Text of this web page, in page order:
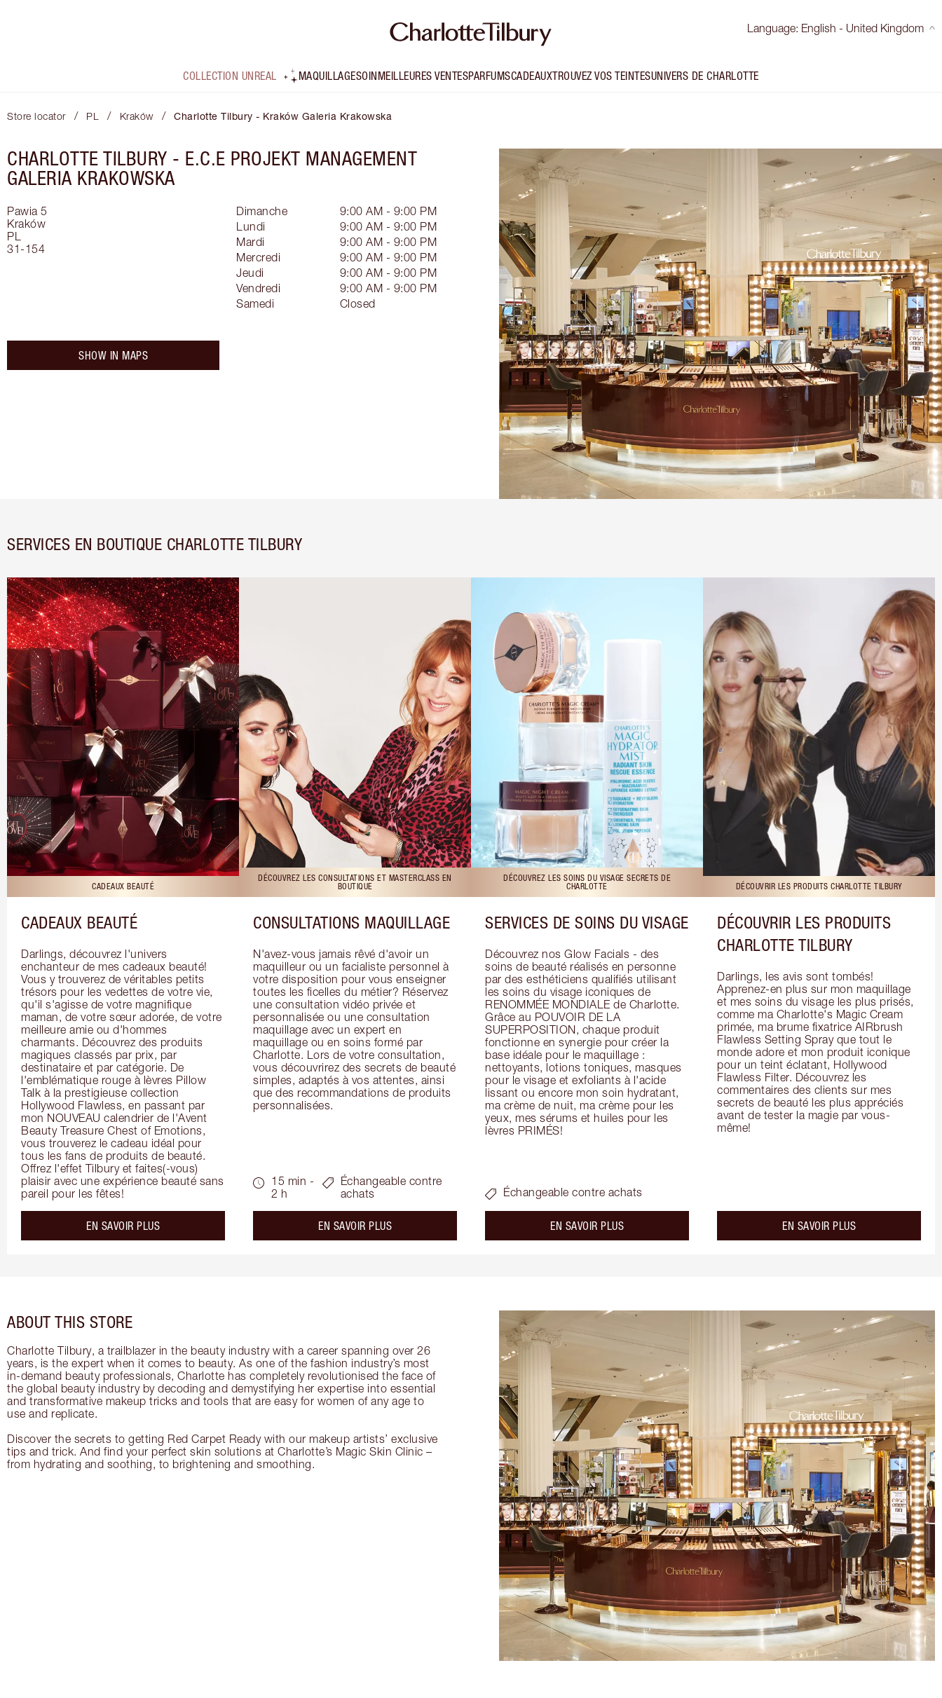
Language: English - United Kingdom
COLLECTION UNREAL MAQUILLAGESOINMEILLEURES VENTESPARFUMSCADEAUXTROUVEZ VOS TEINTESUNIVERS DE CHARLOTTE
Store locator / PL / Kraków / Charlotte Tilbury - Kraków Galeria Krakowska
CHARLOTTE TILBURY - E.C.E PROJEKT MANAGEMENT
GALERIA KRAKOWSKA
Pawia 5
Kraków
PL
31-154
Dimanche
9:00 AM - 9:00 PM
Lundi
9:00 AM - 9:00 PM
Mardi
9:00 AM - 9:00 PM
Mercredi
9:00 AM - 9:00 PM
Jeudi
9:00 AM - 9:00 PM
Vendredi
9:00 AM - 9:00 PM
Samedi
Closed
SHOW IN MAPS
SERVICES EN BOUTIQUE CHARLOTTE TILBURY
CADEAUX BEAUTÉ
CADEAUX BEAUTÉ
Darlings, découvrez l'univers
enchanteur de mes cadeaux beauté!
Vous y trouverez de véritables petits
trésors pour les vedettes de votre vie,
qu'il s'agisse de votre magnifique
maman, de votre sœur adorée, de votre
meilleure amie ou d'hommes
charmants. Découvrez des produits
magiques classés par prix, par
destinataire et par catégorie. De
l'emblématique rouge à lèvres Pillow
Talk à la prestigieuse collection
Hollywood Flawless, en passant par
mon NOUVEAU calendrier de l'Avent
Beauty Treasure Chest of Emotions,
vous trouverez le cadeau idéal pour
tous les fans de produits de beauté.
Offrez l'effet Tilbury et faites(-vous)
plaisir avec une expérience beauté sans
pareil pour les fêtes!
EN SAVOIR PLUSabout the
DÉCOUVREZ LES CONSULTATIONS ET MASTERCLASS EN
BOUTIQUE
CONSULTATIONS MAQUILLAGE
N'avez-vous jamais rêvé d'avoir un
maquilleur ou un facialiste personnel à
votre disposition pour vous enseigner
toutes les ficelles du métier? Réservez
une consultation vidéo privée et
personnalisée ou une consultation
maquillage avec un expert en
maquillage ou en soins formé par
Charlotte. Lors de votre consultation,
vous découvrirez des secrets de beauté
simples, adaptés à vos attentes, ainsi
que des recommandations de produits
personnalisées.
15 min -
2 h
Échangeable contre
achats
EN SAVOIR PLUSabout the
DÉCOUVREZ LES SOINS DU VISAGE SECRETS DE
CHARLOTTE
SERVICES DE SOINS DU VISAGE
Découvrez nos Glow Facials - des
soins de beauté réalisés en personne
par des esthéticiens qualifiés utilisant
les soins du visage iconiques de
RENOMMÉE MONDIALE de Charlotte.
Grâce au POUVOIR DE LA
SUPERPOSITION, chaque produit
fonctionne en synergie pour créer la
base idéale pour le maquillage :
nettoyants, lotions toniques, masques
pour le visage et exfoliants à l'acide
lissant ou encore mon soin hydratant,
ma crème de nuit, ma crème pour les
yeux, mes sérums et huiles pour les
lèvres PRIMÉS!
Échangeable contre achats
EN SAVOIR PLUSabout the
DÉCOUVRIR LES PRODUITS CHARLOTTE TILBURY
DÉCOUVRIR LES PRODUITS
CHARLOTTE TILBURY
Darlings, les avis sont tombés!
Apprenez-en plus sur mon maquillage
et mes soins du visage les plus prisés,
comme ma Charlotte's Magic Cream
primée, ma brume fixatrice AIRbrush
Flawless Setting Spray que tout le
monde adore et mon produit iconique
pour un teint éclatant, Hollywood
Flawless Filter. Découvrez les
commentaires des clients sur mes
secrets de beauté les plus appréciés
avant de tester la magie par vous-
même!
EN SAVOIR PLUSabout the
ABOUT THIS STORE
Charlotte Tilbury, a trailblazer in the beauty industry with a career spanning over 26
years, is the expert when it comes to beauty. As one of the fashion industry’s most
in-demand beauty professionals, Charlotte has completely revolutionised the face of
the global beauty industry by decoding and demystifying her expertise into essential
and transformative makeup tricks and tools that are easy for women of any age to
use and replicate.
Discover the secrets to getting Red Carpet Ready with our makeup artists’ exclusive
tips and trick. And find your perfect skin solutions at Charlotte’s Magic Skin Clinic –
from hydrating and soothing, to brightening and smoothing.